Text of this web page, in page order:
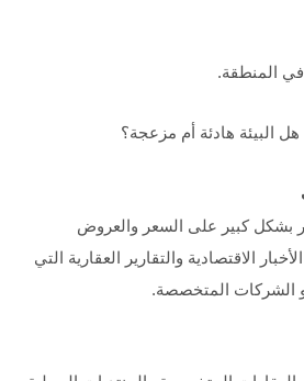
المنطقة.
البيئة هادئة أم مزعجة؟
بشكل كبير على السعر والعروض
الاقتصادية والتقارير العقارية التي
الشركات المتخصصة.